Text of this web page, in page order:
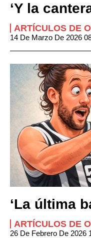
‘Y la
ARTÍCULOS DE
14 De Marzo De 2026
‘La última
ARTÍCULOS DE
26 De Febrero De 2026